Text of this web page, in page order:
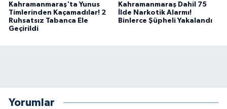
Kahramanmaraş'ta Yunus
Timlerinden Kaçamadılar! 2
Ruhsatsız Tabanca Ele
Geçirildi
Kahramanmaraş Dahil 75
İlde Narkotik Alarmı!
Binlerce Şüpheli Yakalandı
Yorumlar